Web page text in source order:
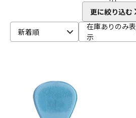
ドラム
更に絞り込む
新着順
在庫ありのみ表
示